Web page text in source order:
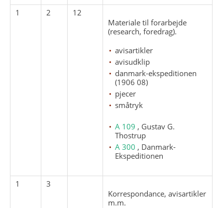
1 2
12
Materiale til forarbejde
(research, foredrag).
avisartikler
avisudklip
danmark-ekspeditionen
(1906 08)
pjecer
småtryk
A 109 , Gustav G.
Thostrup
A 300 , Danmark-
Ekspeditionen
1
3
Korrespondance, avisartikler
m.m.